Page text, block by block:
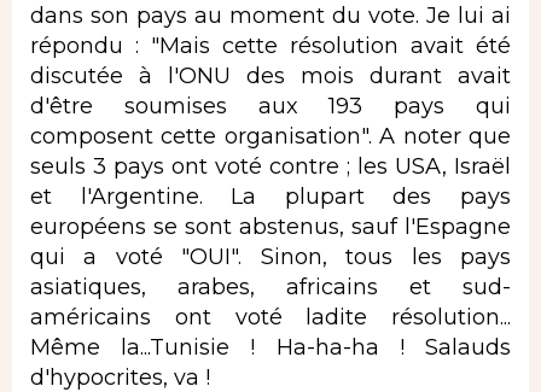
dans son pays au moment du vote. Je lui ai
répondu : "Mais cette résolution avait été
discutée à l'ONU des mois durant avait
d'être soumises aux 193 pays qui
composent cette organisation". A noter que
seuls 3 pays ont voté contre ; les USA, Israël
et l'Argentine. La plupart des pays
européens se sont abstenus, sauf l'Espagne
qui a voté "OUI". Sinon, tous les pays
asiatiques, arabes, africains et sud-
américains ont voté ladite résolution...
Même la...Tunisie ! Ha-ha-ha ! Salauds
d'hypocrites, va !